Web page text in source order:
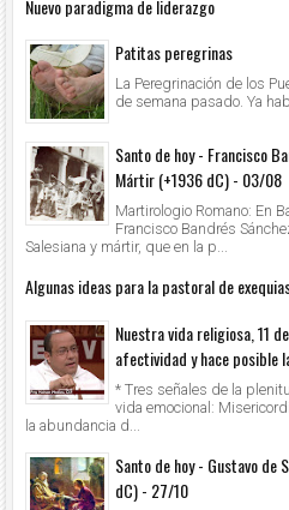
Nuevo paradigma de liderazgo
Patitas peregrinas
La Peregrinación de los
de semana pasado. Ya
Santo de hoy - Francisco
Mártir (+1936 dC) - 03/08
Martirologio Romano: En
Francisco Bandrés
Salesiana y mártir, que en la p...
Algunas ideas para la pastoral de
Nuestra vida religiosa, 11
afectividad y hace posible
* Tres señales de la
vida emocional:
la abundancia d...
Santo de hoy - Gustavo de
dC) - 27/10